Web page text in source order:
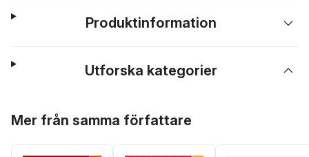
Produktinformation
Utforska kategorier
Mer från samma författare